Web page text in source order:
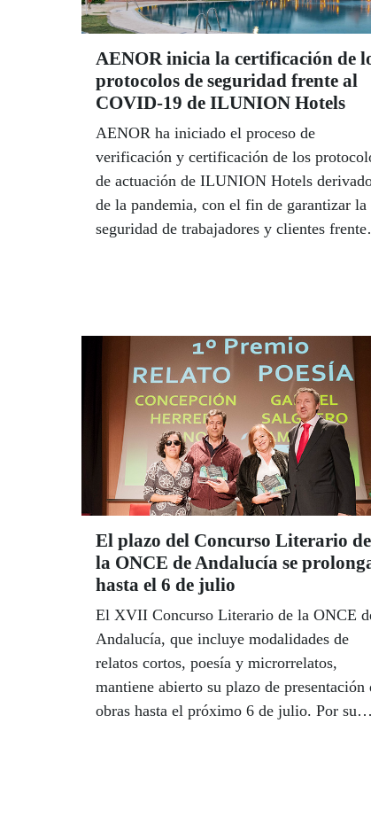
fines sociales para las personas más
vulnerables.
AENOR inicia la certificación de
protocolos de seguridad frente al
COVID-19 de ILUNION Hotels
AENOR ha iniciado el proceso de
verificación y certificación de los
de actuación de ILUNION Hotels
de la pandemia, con el fin de garantizar la
seguridad de trabajadores y clientes frente
El plazo del Concurso Literario de
la ONCE de Andalucía se
hasta el 6 de julio
El XVII Concurso Literario de la ONCE
Andalucía, que incluye modalidades de
relatos cortos, poesía y microrrelatos,
mantiene abierto su plazo de presentación
obras hasta el próximo 6 de julio. Por su